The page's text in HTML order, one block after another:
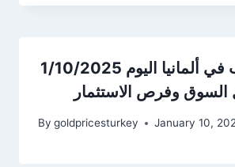
أسعار الذهب في ألمانيا اليوم 1/10/2025
السوق وفرص الاستثمار
By goldpricesturkey January 10,